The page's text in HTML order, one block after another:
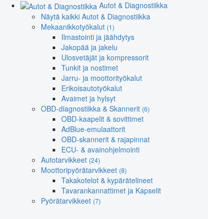
Autot & Diagnostiikka
Näytä kaikki Autot & Diagnostiikka
Mekaanikkotyökalut (1)
Ilmastointi ja jäähdytys
Jakopää ja jakelu
Ulosvetäjät ja kompressorit
Tunkit ja nostimet
Jarru- ja moottorityökalut
Erikoisautotyökalut
Avaimet ja hylsyt
OBD-diagnostiikka & Skannerit (6)
OBD-kaapelit & sovittimet
AdBlue-emulaattorit
OBD-skannerit & rajapinnat
ECU- & avainohjelmointi
Autotarvikkeet (24)
Moottoripyörätarvikkeet (8)
Takakotelot & kypärätelineet
Tavarankannattimet ja Kapselit
Pyörätarvikkeet (7)